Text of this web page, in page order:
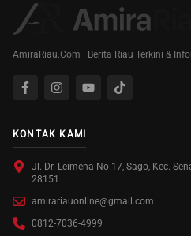
AmiraRiau.Com | Berita Riau Terkini &
KONTAK KAMI
Jl. Dr. Leimena No.17, Sago, Kec.
28151
amirariauonline@gmail.com
0812-7036-4999